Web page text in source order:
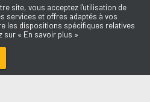
OUT IN STYLE
site, vous acceptez l'utilisation de
services et offres adaptés à vos
les dispositions spécifiques relatives
sur « En savoir plus »